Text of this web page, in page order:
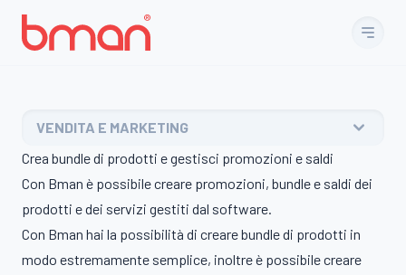
VENDITA E MARKETING
Crea bundle di prodotti e gestisci promozioni e saldi
Con Bman è possibile creare promozioni, bundle e saldi dei
prodotti e dei servizi gestiti dal software.
Con Bman hai la possibilità di creare bundle di prodotti in
modo estremamente semplice, inoltre è possibile creare